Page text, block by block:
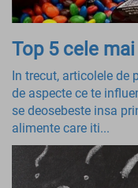
Top 5 cele
In trecut, articolele de
de aspecte ce te
se deosebeste insa
alimente care iti...